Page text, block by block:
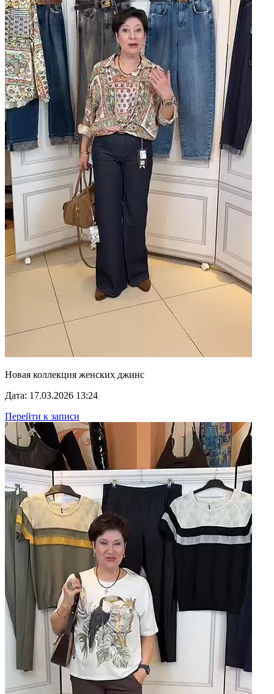
Новая коллекция женских джинс
Дата: 17.03.2026 13:24
Перейти к записи